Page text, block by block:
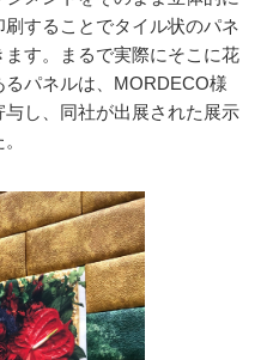
することでタイル状のパネ
す。まるで実際にそこに花
パネルは、MORDECO様
し、同社が出展された展示